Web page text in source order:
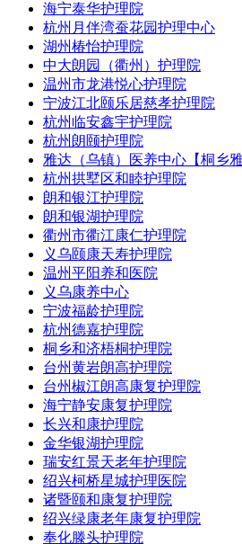
海宁泰华护理院
杭州月伴湾蚕花园护理中心
湖州椿怡护理院
中大朗园（衢州）护理院
温州市龙港悦心护理院
宁波江北颐乐居慈孝护理院
杭州临安鑫宇护理院
杭州朗颐护理院
雅达（乌镇）医养中心【桐乡
杭州拱墅区和睦护理院
朗和银江护理院
朗和银湖护理院
衢州市衢江康仁护理院
义乌颐康天寿护理院
温州平阳养和医院
义乌康养中心
宁波福龄护理院
杭州德嘉护理院
桐乡和济梧桐护理院
台州黄岩朗高护理院
台州椒江朗高康复护理院
海宁静安康复护理院
长兴和康护理院
金华银湖护理院
瑞安红景天老年护理院
绍兴柯桥星城护理医院
诸暨颐和康复护理院
绍兴绿康老年康复护理院
奉化滕头护理院